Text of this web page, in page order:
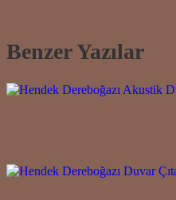
Benzer Yazılar